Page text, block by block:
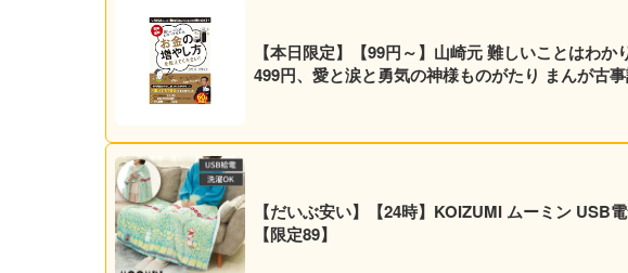
【本日限定】【99円～】山崎元 難しいことはわ
499円、愛と涙と勇気の神様ものがたり まんが古
【だいぶ安い】【24時】KOIZUMI ムーミン USB
【限定89】